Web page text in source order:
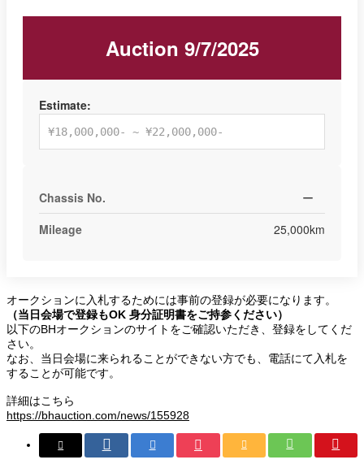
Auction 9/7/2025
Estimate:
¥18,000,000- ~ ¥22,000,000-
Chassis No.
ー
Mileage
25,000km
オークションに入札するためには事前の登録が必要になります。
（当日会場で登録もOK 身分証明書をご持参ください）
以下のBHオークションのサイトをご確認いただき、登録をしてくだ
さい。
なお、当日会場に来られることができない方でも、電話にて入札を
することが可能です。
詳細はこちら
https://bhauction.com/news/155928